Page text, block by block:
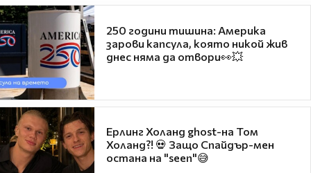
250 години тишина: Америка
зарови капсула, която никой жив
днес няма да отвори👀💥
Ерлинг Холанд ghost-на Том
Холанд?! 💀 Защо Спайдър-мен
остана на "seen"😅